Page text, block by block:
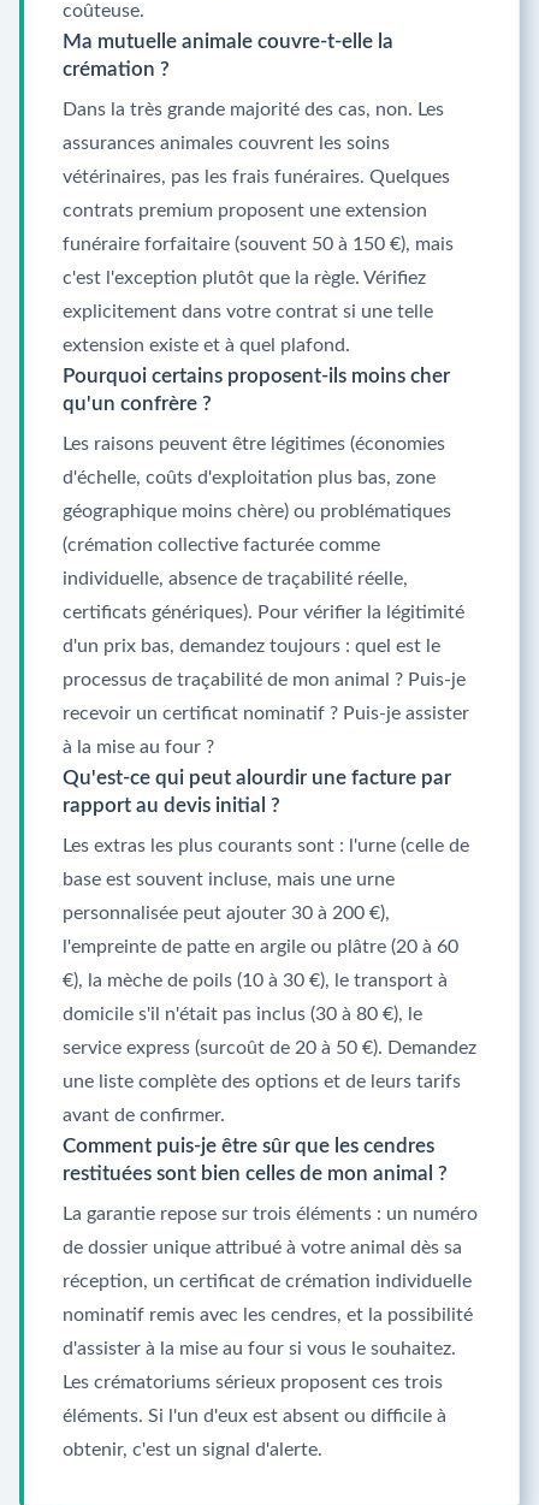
coûteuse.
Ma mutuelle animale couvre-t-elle la
crémation ?
Dans la très grande majorité des cas, non. Les
assurances animales couvrent les soins
vétérinaires, pas les frais funéraires. Quelques
contrats premium proposent une extension
funéraire forfaitaire (souvent 50 à 150 €), mais
c'est l'exception plutôt que la règle. Vérifiez
explicitement dans votre contrat si une telle
extension existe et à quel plafond.
Pourquoi certains proposent-ils moins cher
qu'un confrère ?
Les raisons peuvent être légitimes (économies
d'échelle, coûts d'exploitation plus bas, zone
géographique moins chère) ou problématiques
(crémation collective facturée comme
individuelle, absence de traçabilité réelle,
certificats génériques). Pour vérifier la légitimité
d'un prix bas, demandez toujours : quel est le
processus de traçabilité de mon animal ? Puis-je
recevoir un certificat nominatif ? Puis-je assister
à la mise au four ?
Qu'est-ce qui peut alourdir une facture par
rapport au devis initial ?
Les extras les plus courants sont : l'urne (celle de
base est souvent incluse, mais une urne
personnalisée peut ajouter 30 à 200 €),
l'empreinte de patte en argile ou plâtre (20 à 60
€), la mèche de poils (10 à 30 €), le transport à
domicile s'il n'était pas inclus (30 à 80 €), le
service express (surcoût de 20 à 50 €). Demandez
une liste complète des options et de leurs tarifs
avant de confirmer.
Comment puis-je être sûr que les cendres
restituées sont bien celles de mon animal ?
La garantie repose sur trois éléments : un numéro
de dossier unique attribué à votre animal dès sa
réception, un certificat de crémation individuelle
nominatif remis avec les cendres, et la possibilité
d'assister à la mise au four si vous le souhaitez.
Les crématoriums sérieux proposent ces trois
éléments. Si l'un d'eux est absent ou difficile à
obtenir, c'est un signal d'alerte.